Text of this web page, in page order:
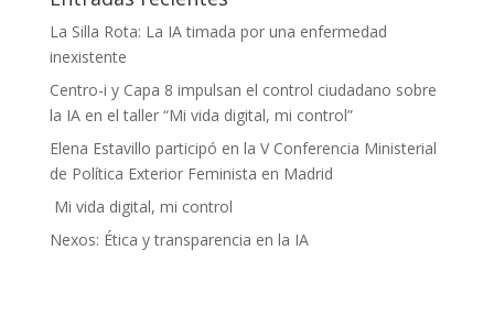
La Silla Rota: La IA timada por una enfermedad
inexistente
Centro-i y Capa 8 impulsan el control ciudadano sobre
la IA en el taller “Mi vida digital, mi control”
Elena Estavillo participó en la V Conferencia Ministerial
de Política Exterior Feminista en Madrid
Mi vida digital, mi control
Nexos: Ética y transparencia en la IA